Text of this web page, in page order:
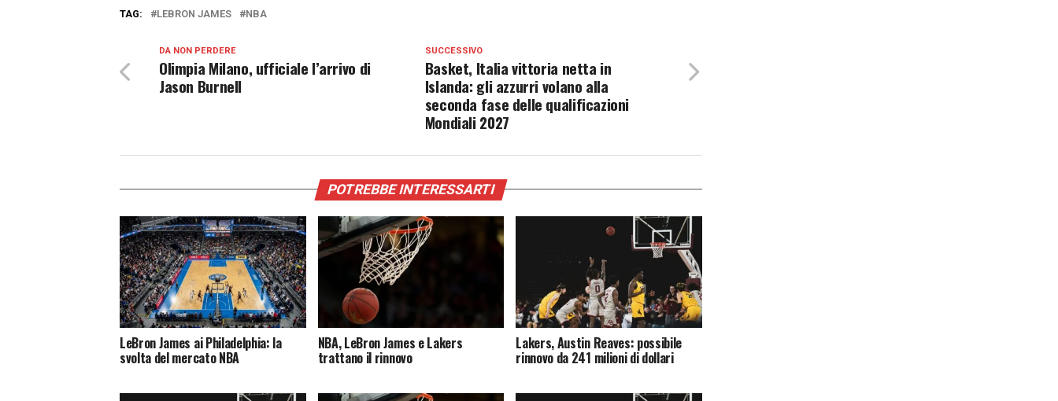
TAG: LEBRON JAMES NBA
SUCCESSIVO
Basket, Italia vittoria netta in
Islanda: gli azzurri volano alla
seconda fase delle qualificazioni
Mondiali 2027
DA NON PERDERE
Olimpia Milano, ufficiale l’arrivo di
Jason Burnell
POTREBBE INTERESSARTI
LeBron James ai Philadelphia: la
svolta del mercato NBA
NBA, LeBron James e Lakers
trattano il rinnovo
Lakers, Austin Reaves: possibile
rinnovo da 241 milioni di dollari